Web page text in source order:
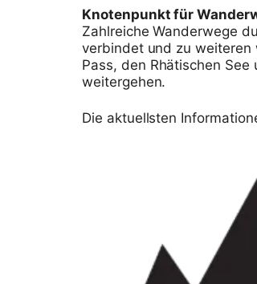
Knotenpunkt für
Zahlreiche Wanderwege
verbindet und zu weiteren
Pass, den Rhätischen
weitergehen.
Die aktuellsten